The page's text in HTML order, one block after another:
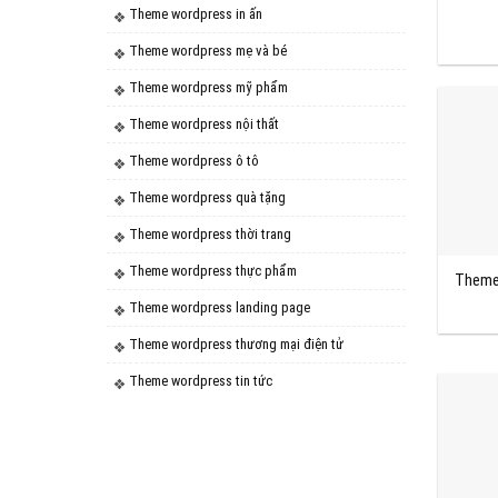
Theme wordpress in ấn
Theme wordpress mẹ và bé
Theme wordpress mỹ phẩm
Theme wordpress nội thất
Theme wordpress ô tô
Theme wordpress quà tặng
Theme wordpress thời trang
Theme wordpress thực phẩm
Theme wordpress landing page
Theme wordpress thương mại điện tử
Theme wordpress tin tức